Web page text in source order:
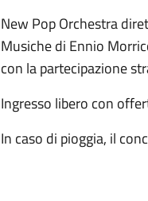
New Pop Orchestra
Musiche di Ennio
con la partecipazione
Ingresso libero con
In caso di pioggia, il